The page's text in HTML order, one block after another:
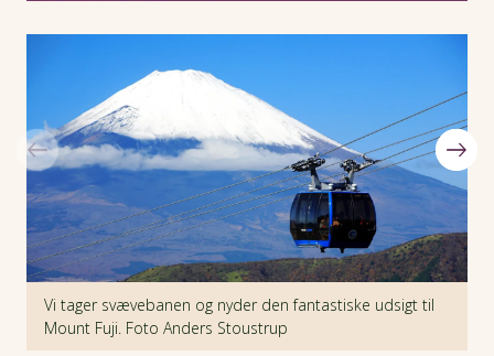
Vi tager svævebanen og nyder den fantastiske udsigt til
Mount Fuji. Foto Anders Stoustrup